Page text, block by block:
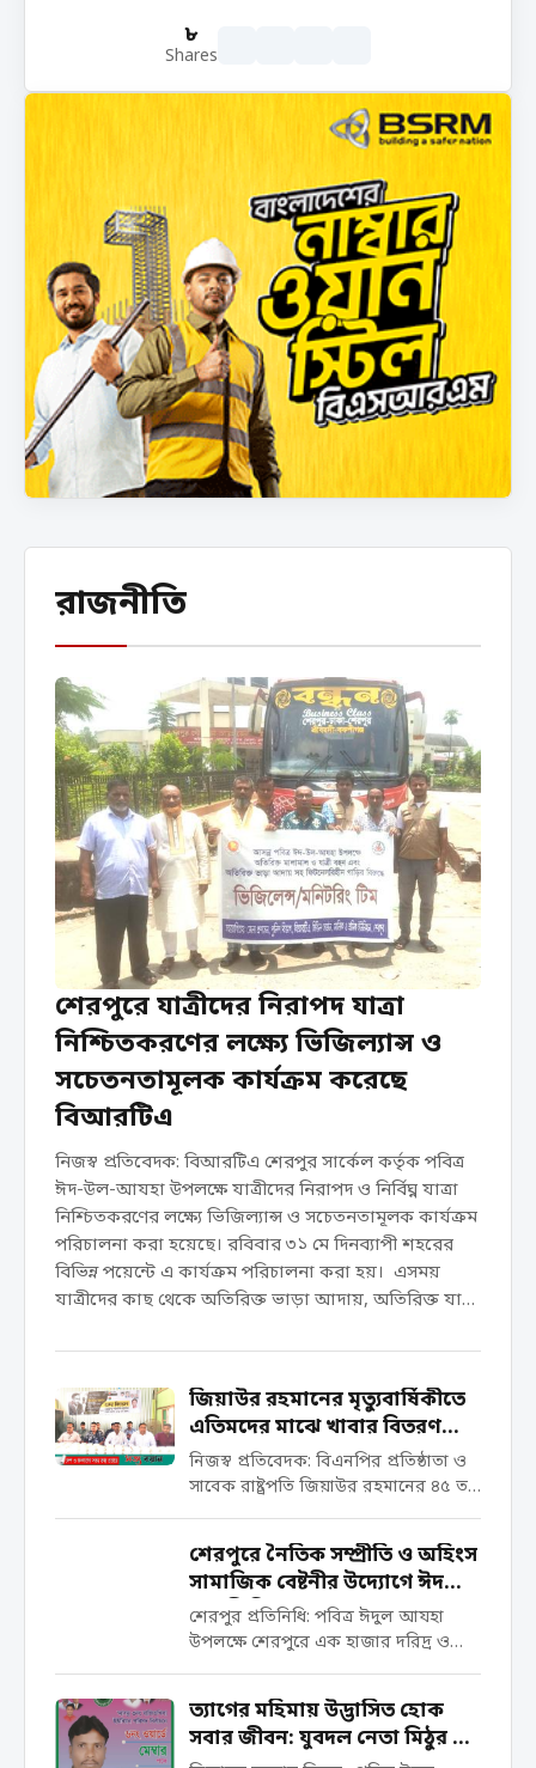
৮
Shares
রাজনীতি
শেরপুরে যাত্রীদের নিরাপদ যাত্রা
নিশ্চিতকরণের লক্ষ্যে ভিজিল্যান্স ও
সচেতনতামূলক কার্যক্রম করেছে
বিআরটিএ
নিজস্ব প্রতিবেদক: বিআরটিএ শেরপুর সার্কেল কর্তৃক পবিত্র
ঈদ-উল-আযহা উপলক্ষে যাত্রীদের নিরাপদ ও নির্বিঘ্ন যাত্রা
নিশ্চিতকরণের লক্ষ্যে ভিজিল্যান্স ও সচেতনতামূলক কার্যক্রম
পরিচালনা করা হয়েছে। রবিবার ৩১ মে দিনব্যাপী শহরের
বিভিন্ন পয়েন্টে এ কার্যক্রম পরিচালনা করা হয়। এসময়
যাত্রীদের কাছ থেকে অতিরিক্ত ভাড়া আদায়, অতিরিক্ত যাত্রী
পরিবহন মালিক ও শ্রমিক সংগঠনের প্রতিনিধিদের সতর্ক করা
হয়। পাশাপাশি জনসচেতনতা বৃদ্ধির লক্ষ্যে গুরুত্বপূর্ণ
নির্দেশনা সম্বলিত মাইকিং কার্যক্রম পরিচালনা করা হয়।
এছাড়াও কার্যক্রম চলাকালে যেসব যাত্রীর কাছ থেকে
সরকার নির্ধারিত ভাড়ার অতিরিক্ত অর্থ আদায় করা হয় সে
সকল পরিবহন থেকে আদায়কৃত অর্থ তাৎক্ষণিকভাবে ফেরত
প্রদান করা হয়। যাত্রীদের স্বার্থ…
জিয়াউর রহমানের মৃত্যুবার্ষিকীতে
এতিমদের মাঝে খাবার বিতরণ
করলেন যুবনেতা শওকত হোসেন
নিজস্ব প্রতিবেদক: বিএনপির প্রতিষ্ঠাতা ও
সাবেক রাষ্ট্রপতি জিয়াউর রহমানের ৪৫ তম
মৃত্যুবার্ষিকী উপলক্ষে এতিম শিশু, দুস্থ ও
ছিন্নমূল মানুষের মাঝে রান্না করা খাবার
বিতরণ করা হয়েছে। শনিবার দুপুরে সদর
উপজেলার ৫ নং ধলা ইউনিয়নের
মোহাম্মদীয়া...
শেরপুরে নৈতিক সম্প্রীতি ও অহিংস
সামাজিক বেষ্টনীর উদ্যোগে ঈদ
সামগ্রী বিতরণ
শেরপুর প্রতিনিধি: ​পবিত্র ঈদুল আযহা
উপলক্ষে শেরপুরে এক হাজার দরিদ্র ও
অসহায় পরিবারের মাঝে ঈদ সামগ্রী
বিতরণ করেছে ‘নৈতিক সম্প্রীতি এবং
অহিংস সামাজিক বেষ্টনী’। বুধবার (২৭ মে)
দুপুরে শহরের গৌরীপুরস্থ সংগঠনের নিজস্ব
‎ত্যাগের মহিমায় উদ্ভাসিত হোক
সবার জীবন: যুবদল নেতা মিঠুর ঈদ